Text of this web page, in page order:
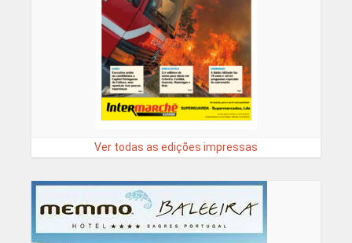
Ver todas as edições impressas